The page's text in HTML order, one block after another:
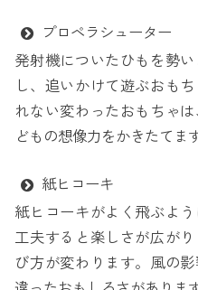
プロペラシューター
発射機についたひもを勢
し、追いかけて遊ぶおも
れない変わったおもちゃ
どもの想像力をかきたてます
紙ヒコーキ
紙ヒコーキがよく飛ぶよ
工夫すると楽しさが広が
び方が変わります。風の